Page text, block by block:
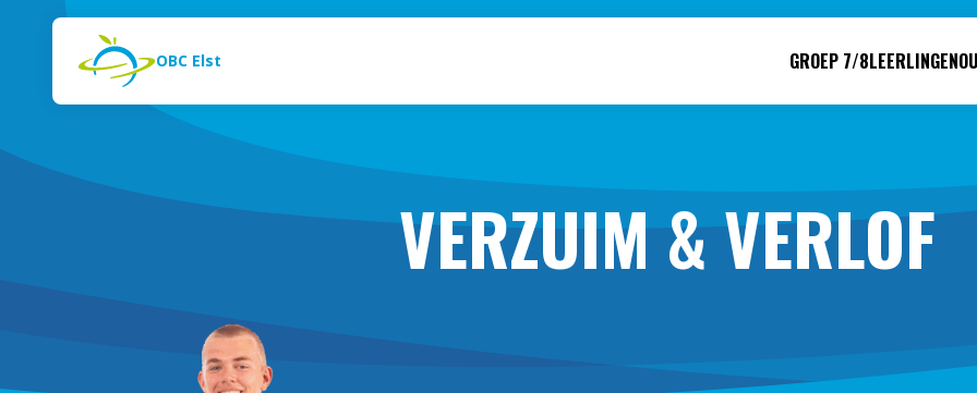
Naar de inhoud
OBC Elst GROEP 7/8LEERLINGEN
VERZUIM & VERLOF